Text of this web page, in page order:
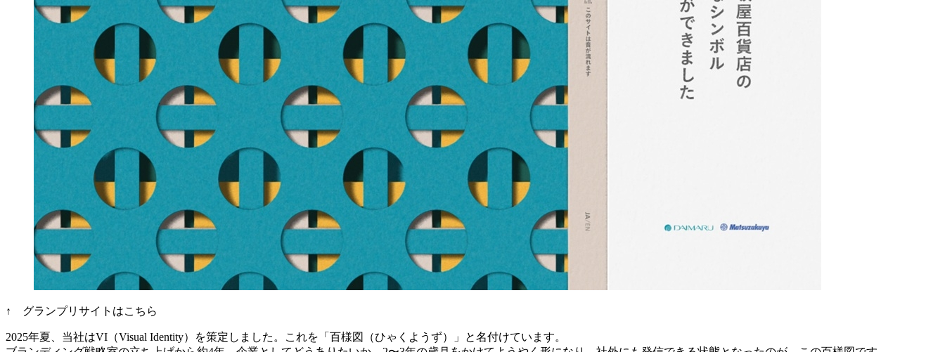
↑ グランプリサイトはこちら
2025年夏、当社はVI（Visual Identity）を策定しました。これを「百様図（ひゃくようず）」と名付けています。